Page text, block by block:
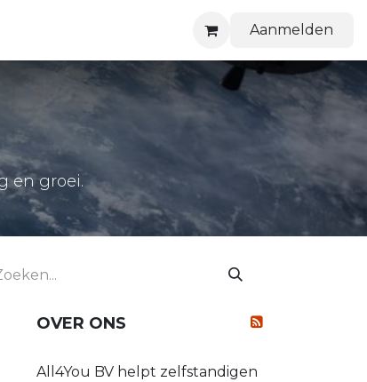
Aanmelden
en groei.
OVER ONS
All4You BV helpt zelfstandigen